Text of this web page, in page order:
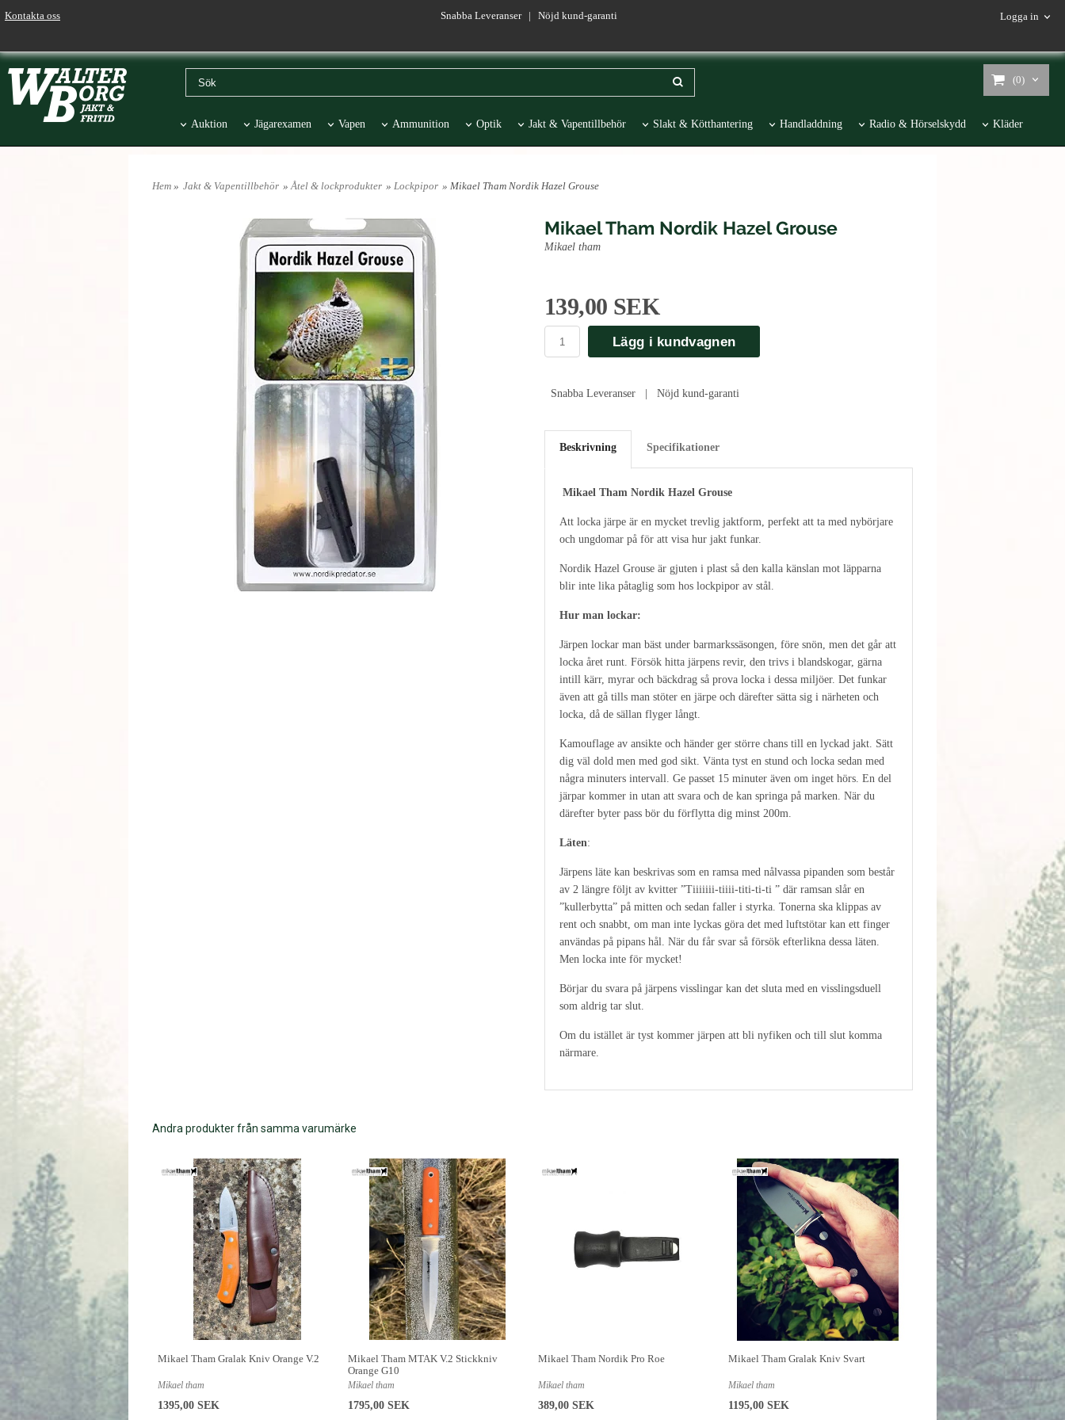
Kontakta oss Snabba Leveranser | Nöjd kund-garanti Logga in
(0)
Auktion Jägarexamen Vapen Ammunition Optik Jakt & Vapentillbehör Slakt & Kötthantering Handladdning Radio & Hörselskydd Kläder
Hem » Jakt & Vapentillbehör »Åtel & lockprodukter » Lockpipor » Mikael Tham Nordik Hazel Grouse
Mikael Tham Nordik Hazel Grouse
Mikael tham
139,00 SEK
Lägg i kundvagnen
Snabba Leveranser | Nöjd kund-garanti
Beskrivning Specifikationer
Mikael Tham Nordik Hazel Grouse
Att locka järpe är en mycket trevlig jaktform, perfekt att ta med nybörjare
och ungdomar på för att visa hur jakt funkar.
Nordik Hazel Grouse är gjuten i plast så den kalla känslan mot läpparna
blir inte lika påtaglig som hos lockpipor av stål.
Hur man lockar:
Järpen lockar man bäst under barmarkssäsongen, före snön, men det går att
locka året runt. Försök hitta järpens revir, den trivs i blandskogar, gärna
intill kärr, myrar och bäckdrag så prova locka i dessa miljöer. Det funkar
även att gå tills man stöter en järpe och därefter sätta sig i närheten och
locka, då de sällan flyger långt.
Kamouflage av ansikte och händer ger större chans till en lyckad jakt. Sätt
dig väl dold men med god sikt. Vänta tyst en stund och locka sedan med
några minuters intervall. Ge passet 15 minuter även om inget hörs. En del
järpar kommer in utan att svara och de kan springa på marken. När du
därefter byter pass bör du förflytta dig minst 200m.
Läten:
Järpens läte kan beskrivas som en ramsa med nålvassa pipanden som består
av 2 längre följt av kvitter ”Tiiiiiii-tiiii-titi-ti-ti ” där ramsan slår en
”kullerbytta” på mitten och sedan faller i styrka. Tonerna ska klippas av
rent och snabbt, om man inte lyckas göra det med luftstötar kan ett finger
användas på pipans hål. När du får svar så försök efterlikna dessa läten.
Men locka inte för mycket!
Börjar du svara på järpens visslingar kan det sluta med en visslingsduell
som aldrig tar slut.
Om du istället är tyst kommer järpen att bli nyfiken och till slut komma
närmare.
Andra produkter från samma varumärke
Mikael Tham Gralak Kniv Orange V.2
Mikael tham
1395,00 SEK
Mikael Tham MTAK V.2 Stickkniv
Orange G10
Mikael tham
1795,00 SEK
Mikael Tham Nordik Pro Roe
Mikael tham
389,00 SEK
Mikael Tham Gralak Kniv Svart
Mikael tham
1195,00 SEK